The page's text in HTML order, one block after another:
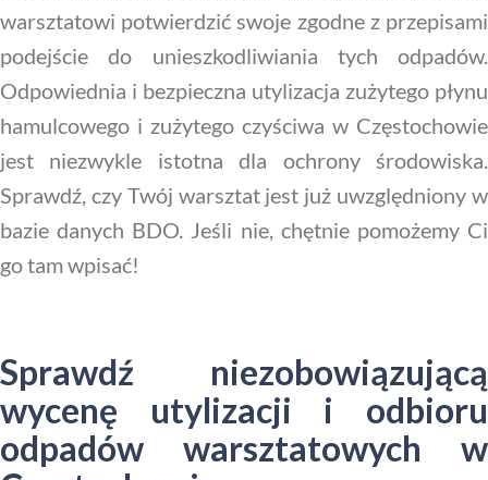
warsztatowi potwierdzić swoje zgodne z przepisami
podejście do unieszkodliwiania tych odpadów.
Odpowiednia i bezpieczna utylizacja zużytego płynu
hamulcowego i zużytego czyściwa w Częstochowie
jest niezwykle istotna dla ochrony środowiska.
Sprawdź, czy Twój warsztat jest już uwzględniony w
bazie danych BDO. Jeśli nie, chętnie pomożemy Ci
go tam wpisać!
Sprawdź niezobowiązującą
wycenę utylizacji i odbioru
odpadów warsztatowych w